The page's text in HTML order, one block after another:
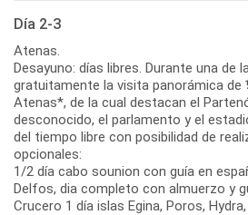
Día 2-3
Atenas.
Desayuno: días libres. Durante una de
gratuitamente la visita panorámica de
Atenas*, de la cual destacan el
desconocido, el parlamento y el
del tiempo libre con posibilidad de
opcionales:
1/2 día cabo sounion con guía en
Delfos, dia completo con almuerzo y
Crucero 1 día islas Egina, Poros,